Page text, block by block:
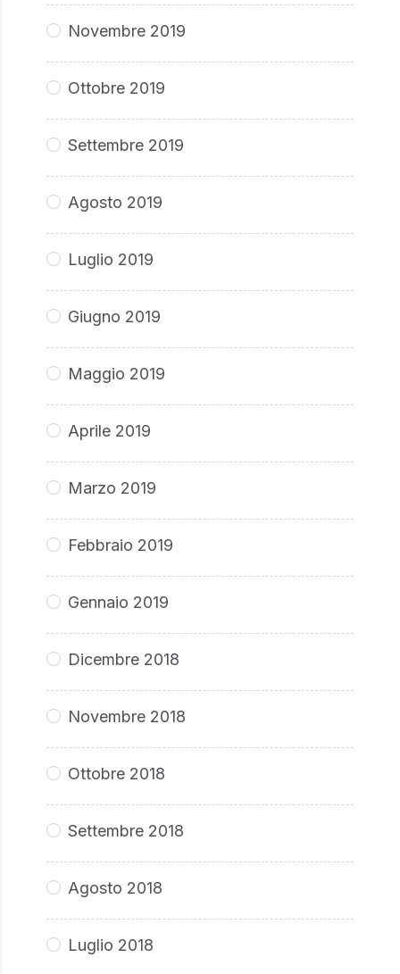
Novembre 2019
Ottobre 2019
Settembre 2019
Agosto 2019
Luglio 2019
Giugno 2019
Maggio 2019
Aprile 2019
Marzo 2019
Febbraio 2019
Gennaio 2019
Dicembre 2018
Novembre 2018
Ottobre 2018
Settembre 2018
Agosto 2018
Luglio 2018